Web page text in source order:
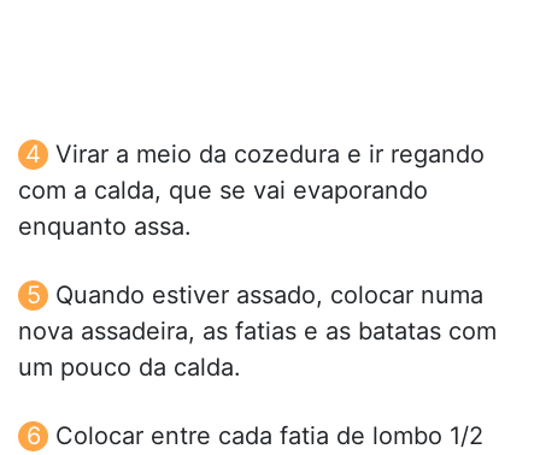
Virar a meio da cozedura e ir regando
com a calda, que se vai evaporando
enquanto assa.
Quando estiver assado, colocar numa
nova assadeira, as fatias e as batatas com
um pouco da calda.
Colocar entre cada fatia de lombo 1/2